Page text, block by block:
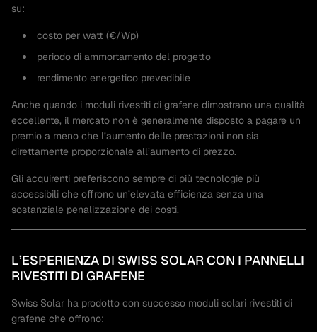
su:
costo per watt (€/Wp)
periodo di ammortamento del progetto
rendimento energetico prevedibile
Anche quando i moduli rivestiti di grafene dimostrano una qualità
eccellente, il mercato non è generalmente disposto a pagare un
premio a meno che l’aumento delle prestazioni non sia
direttamente proporzionale all’aumento di prezzo.
Gli acquirenti preferiscono sempre di più tecnologie più
accessibili che offrono un’elevata efficienza senza una
sostanziale penalizzazione dei costi.
L’ESPERIENZA DI SWISS SOLAR CON I PANNELLI
RIVESTITI DI GRAFENE
Swiss Solar ha prodotto con successo moduli solari rivestiti di
grafene che offrono: